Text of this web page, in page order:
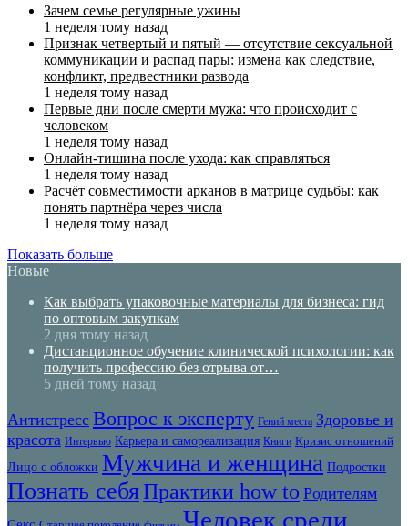
Зачем семье регулярные ужины
1 неделя тому назад
Признак четвертый и пятый — отсутствие сексуальной
коммуникации и распад пары: измена как следствие,
конфликт, предвестники развода
1 неделя тому назад
Первые дни после смерти мужа: что происходит с
человеком
1 неделя тому назад
Онлайн-тишина после ухода: как справляться
1 неделя тому назад
Расчёт совместимости арканов в матрице судьбы: как
понять партнёра через числа
1 неделя тому назад
Показать больше
Новые
Как выбрать упаковочные материалы для бизнеса: гид
по оптовым закупкам
2 дня тому назад
Дистанционное обучение клинической психологии: как
получить профессию без отрыва от…
5 дней тому назад
Антистресс Вопрос к эксперту Гений места Здоровье и
красота Интервью Карьера и самореализация Книги Кризис отношений
Лицо с обложки Мужчина и женщина Подростки
Познать себяПрактики how to Родителям
Человек среди